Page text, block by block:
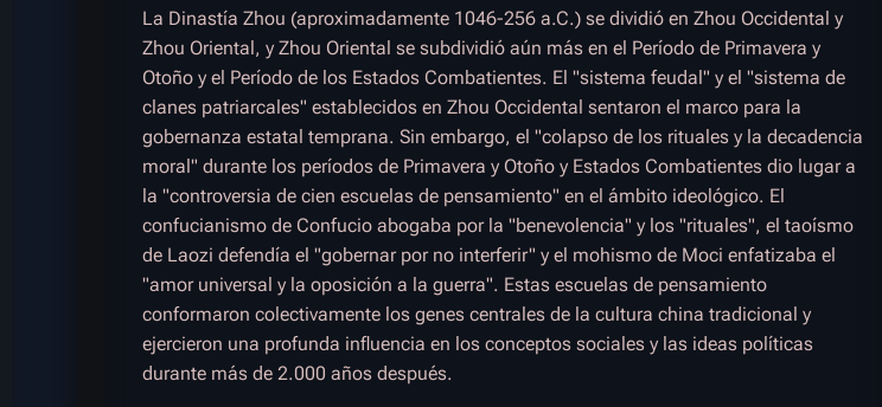
La Dinastía Zhou (aproximadamente 1046-256 a.C.) se dividió en Zhou Occidental y
Zhou Oriental, y Zhou Oriental se subdividió aún más en el Período de Primavera y
Otoño y el Período de los Estados Combatientes. El "sistema feudal" y el "sistema de
clanes patriarcales" establecidos en Zhou Occidental sentaron el marco para la
gobernanza estatal temprana. Sin embargo, el "colapso de los rituales y la decadencia
moral" durante los períodos de Primavera y Otoño y Estados Combatientes dio lugar a
la "controversia de cien escuelas de pensamiento" en el ámbito ideológico. El
confucianismo de Confucio abogaba por la "benevolencia" y los "rituales", el taoísmo
de Laozi defendía el "gobernar por no interferir" y el mohismo de Moci enfatizaba el
"amor universal y la oposición a la guerra". Estas escuelas de pensamiento
conformaron colectivamente los genes centrales de la cultura china tradicional y
ejercieron una profunda influencia en los conceptos sociales y las ideas políticas
durante más de 2.000 años después.